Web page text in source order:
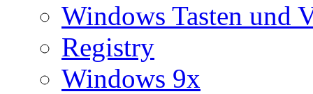
Windows Tasten und
Registry
Windows 9x